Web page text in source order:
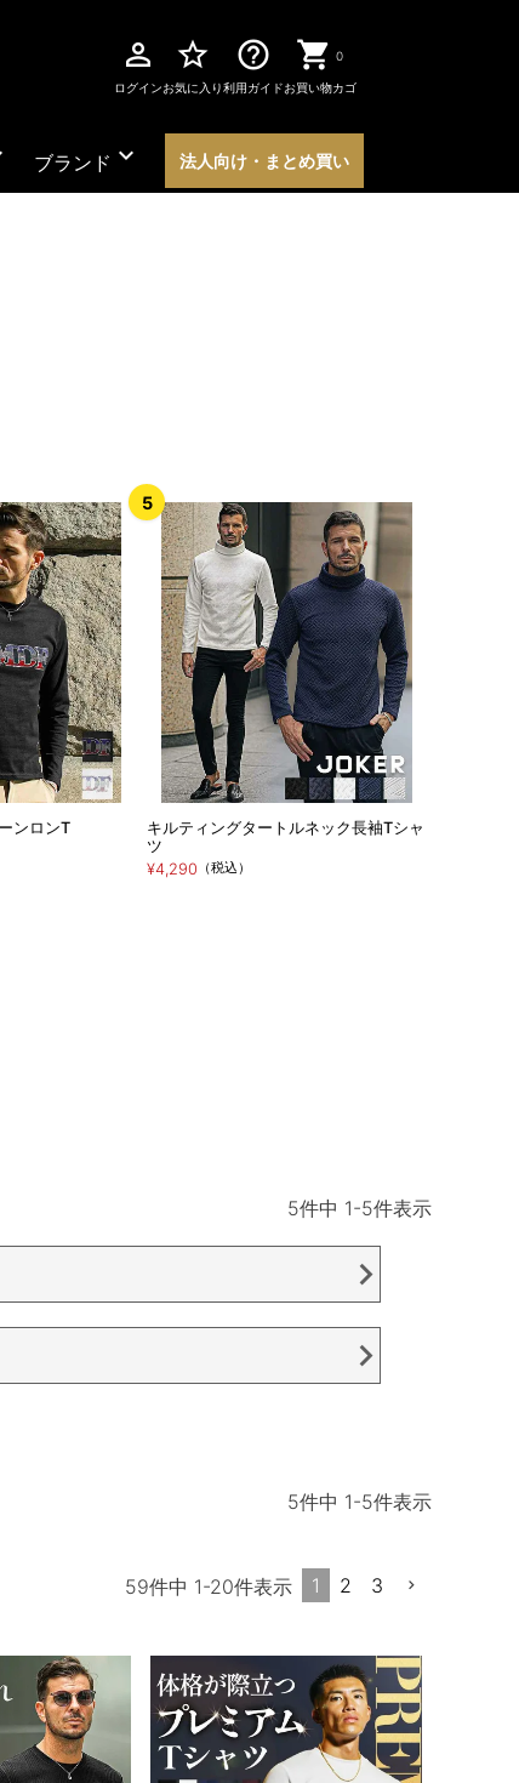
perm_identity
ログイン
star_border
お気に入り
help_outline
利用ガイド
0
お買い物カゴ
ブランド expand_more 法人向け・まとめ買い
ンロンT
キルティングタートルネック長袖Tシャ
ツ
¥4,290 （税込）
5件中 1-5件表示
5件中 1-5件表示
59件中 1-20件表示 1 2 3